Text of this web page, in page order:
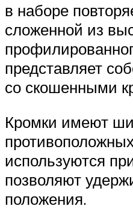
в наборе
сложенной из
представляет
со скошенными
Кромки имеют
используются
позволяют
положения.